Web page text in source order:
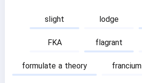
slight lodge
FKA
flagrant
formulate a theory
francium